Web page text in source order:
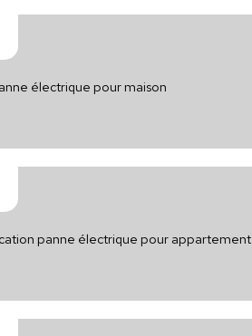
électrique pour maison
panne électrique pour appartement